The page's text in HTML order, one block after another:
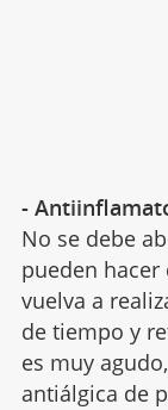
-
No se debe
pueden
vuelva a
de tiempo y
es muy
antiálgica de